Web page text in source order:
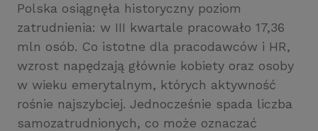
Polska osiągnęła historyczny poziom
zatrudnienia: w III kwartale pracowało 17,36
mln osób. Co istotne dla pracodawców i HR,
wzrost napędzają głównie kobiety oraz osoby
w wieku emerytalnym, których aktywność
rośnie najszybciej. Jednocześnie spada liczba
samozatrudnionych, co może oznaczać